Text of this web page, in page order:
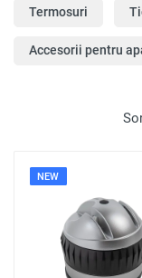
Termosuri
Accesorii pentru
NEW